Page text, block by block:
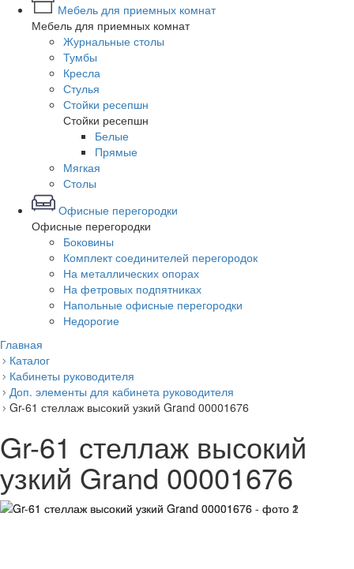
Мебель для приемных комнат
Мебель для приемных комнат
Журнальные столы
Тумбы
Кресла
Стулья
Стойки ресепшн
Стойки ресепшн
Белые
Прямые
Мягкая
Столы
Офисные перегородки
Офисные перегородки
Боковины
Комплект соединителей перегородок
На металлических опорах
На фетровых подпятниках
Напольные офисные перегородки
Недорогие
Главная
Каталог
Кабинеты руководителя
Доп. элементы для кабинета руководителя
Gr-61 стеллаж высокий узкий Grand 00001676
Gr-61 стеллаж высокий
узкий Grand 00001676